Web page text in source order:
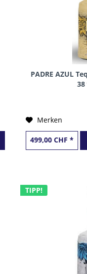
PADRE AZUL
38
Merken
499,00 CHF *
TIPP!